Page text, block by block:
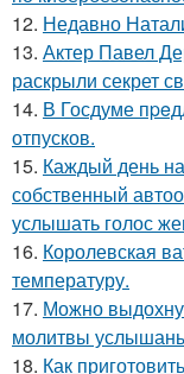
12. Недавно
13. Актер Павел
раскрыли секрет
14. В Госдуме
отпусков.
15. Каждый день
собственный
услышать голос
16. Королевская
температуру.
17. Можно
молитвы
18. Как